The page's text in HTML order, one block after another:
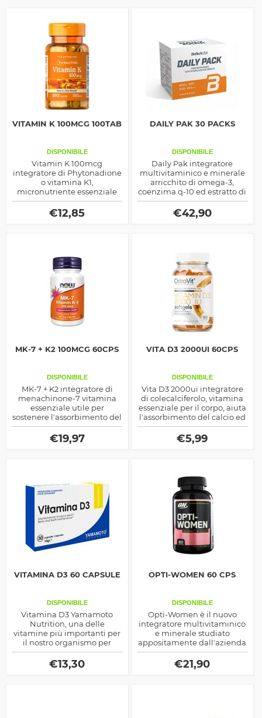
VITAMIN K 100MCG 100TAB
DISPONIBILE
Vitamin K 100mcg
integratore di Phytonadione
o vitamina K1,
micronutriente essenziale
liposolubile, ottimo come
aiuto alla salute delle ossa,
di cui determina la
€12,85
DAILY PAK 30 PACKS
DISPONIBILE
Daily Pak integratore
multivitaminico e minerale
arricchito di omega-3,
coenzima q-10 ed estratto di
semi d'uva, ottimo come
potente antiossdiante e
salutistico in generale
€42,90
MK-7 + K2 100MCG 60CPS
DISPONIBILE
MK-7 + K2 integratore di
menachinone-7 vitamina
essenziale utile per
sostenere l'assorbimento del
calcio in ossa e denti ma
anche per contrastare i
radicali liberi e diminuire le
€19,97
VITA D3 2000UI 60CPS
DISPONIBILE
Vita D3 2000ui integratore
di colecalciferolo, vitamina
essenziale per il corpo, aiuta
l'assorbimento del calcio ed
è un ottimo rinvigorente
maschile
€5,99
VITAMINA D3 60 CAPSULE
DISPONIBILE
Vitamina D3 Yamamoto
Nutrition, una delle
vitamine più importanti per
il nostro organismo per
mantenere in salute le ossa
€13,30
OPTI-WOMEN 60 CPS
DISPONIBILE
Opti-Women è il nuovo
integratore multivitaminico
e minerale studiato
appositamente dall'azienda
Optimum Nutriiton per le
esigenze delle Donne.
€21,90